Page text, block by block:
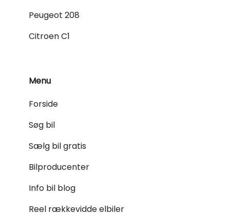
Peugeot 208
Citroen C1
Menu
Forside
Søg bil
Sælg bil gratis
Bilproducenter
Info bil blog
Reel rækkevidde elbiler